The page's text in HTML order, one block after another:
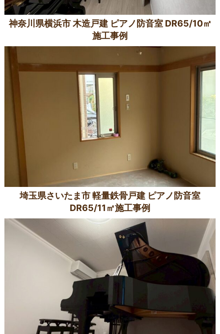
神奈川県横浜市 木造戸建 ピアノ防音室 DR65/10㎡
施工事例
埼玉県さいたま市 軽量鉄骨戸建 ピアノ防音室
DR65/11㎡施工事例